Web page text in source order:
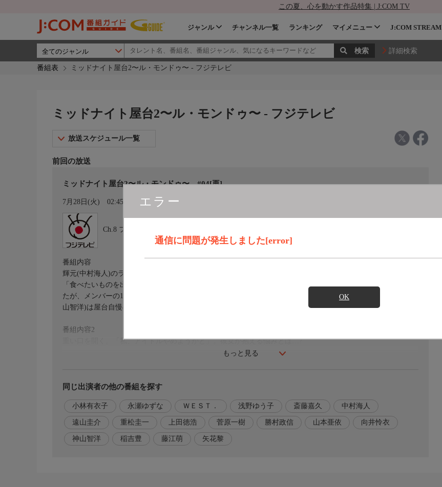
この夏、心を動かす作品特集 | J:COM TV
ジャンル チャンネル一覧 ランキング マイメニュー J:COM STREAM
詳細検索
番組表 ミッドナイト屋台2〜ル・モンドゥ〜 - フジテレビ
エラー
通信に問題が発生しました[error]
OK
ミッドナイト屋台2〜ル・モンドゥ〜 - フジテレビ
放送スケジュール一覧
前回の放送
ミッドナイト屋台2〜ル・モンドゥ〜 #04[再]
7月28日(火) 02:45〜03:40 カレンダー登録
Ch.8 フジテレビ
もっと見る
番組内容
輝元(中村海人)のラジオ番組に、ご当地アイドル“ビーチサイド"の3人がゲスト出演する。収録後、3人に対し
「食べたいものを出すし、自分は元副住職だから人生相談にも乗る」とちゃっかり屋台の宣伝をする輝元だっ
たが、メンバーの1人・エリナ(向井怜衣)がその言葉に反応する。その夜、1人で屋台に訪れるエリナ。翔太(神
山智洋)は屋台自慢のフレンチトーストをふるまうが、なぜかエリナの表情が浮かない。するとエリナが
番組内容2
重い口を開く。「私、アイドルやめようかと」。彼女が抱える悩みとは…?
方丈輝元…中村海人
榊星羅…永瀬ゆずな
藤間渉…矢花黎
神崎エリナ…向井怜衣
同じ出演者の他の番組を探す
小林有衣子 永瀬ゆずな ＷＥＳＴ． 浅野ゆう子 斎藤嘉久 中村海人
遠山圭介 重松圭一 上田徳浩 菅原一樹 勝村政信 山本亜依 向井怜衣
神山智洋 稲吉豊 藤江萌 矢花黎